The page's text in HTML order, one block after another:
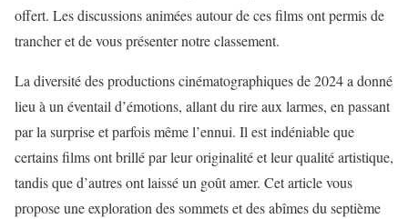
offert. Les discussions animées autour de ces films ont permis de
trancher et de vous présenter notre classement.
La diversité des productions cinématographiques de 2024 a donné
lieu à un éventail d’émotions, allant du rire aux larmes, en passant
par la surprise et parfois même l’ennui. Il est indéniable que
certains films ont brillé par leur originalité et leur qualité artistique,
tandis que d’autres ont laissé un goût amer. Cet article vous
propose une exploration des sommets et des abîmes du septième